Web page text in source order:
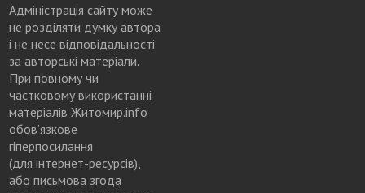
Адміністрація сайту може
не розділяти думку автора
і не несе відповідальності
за авторські матеріали.
При повному чи
частковому використанні
матеріалів Житомир.info
обов’язкове
гіперпосилання
(для інтернет-ресурсів),
або письмова згода